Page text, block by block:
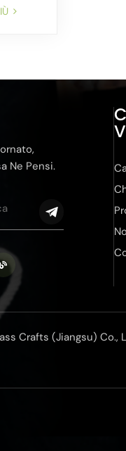
Ne Pensi.
Crafts (Jiangsu)